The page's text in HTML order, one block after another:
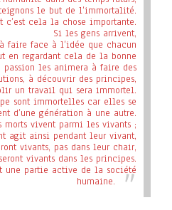
le but de l’immortalité.
c’est cela la chose importante.
Si les gens arrivent,
faire face à l’idée que chacun
en regardant cela de la bonne
passion les animera à faire des
à découvrir des principes,
un travail qui sera immortel.
sont immortelles car elles se
d’une génération à une autre.
morts vivent parmi les vivants ;
agit ainsi pendant leur vivant,
vivants, pas dans leur chair,
vivants dans les principes.
une partie active de la société
humaine.